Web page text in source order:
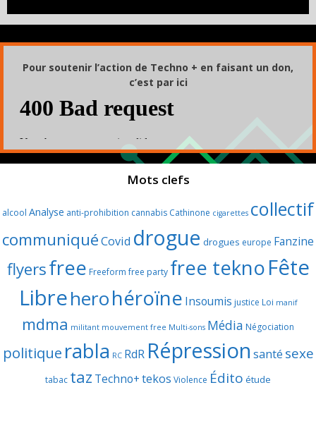
Pour soutenir l’action de Techno + en faisant un don,
c’est par ici
Mots clefs
alcool Analyse anti-prohibition cannabis Cathinone cigarettes collectif
communiquéCovid drogue drogues europe Fanzine
flyersfree Freeform free party free teknoFête
Libreherohéroïne Insoumis justice Loi manif
mdma militant mouvement free Multi-sons Média Négociation
politique rabla RC RdR Répression santé sexe
tabac taz Techno+tekos Violence Édito étude